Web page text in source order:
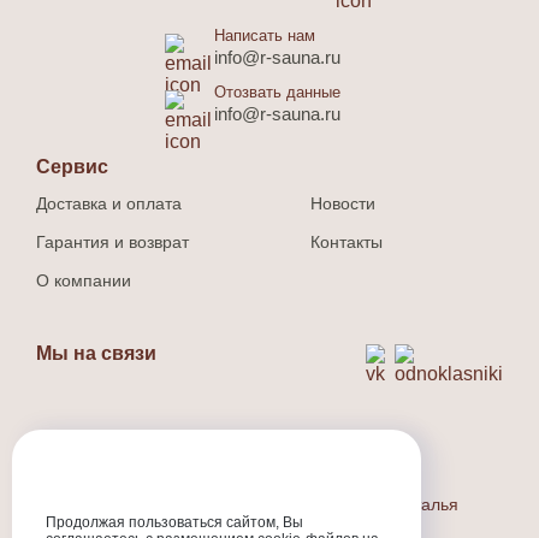
Написать нам
info@r-sauna.ru
Отозвать данные
info@r-sauna.ru
Сервис
Доставка и оплата
Гарантия и возврат
О компании
Новости
Контакты
Мы на связи
Индивидуальный предприниматель Людина Наталья
Валерьевна
Продолжая пользоваться сайтом, Вы